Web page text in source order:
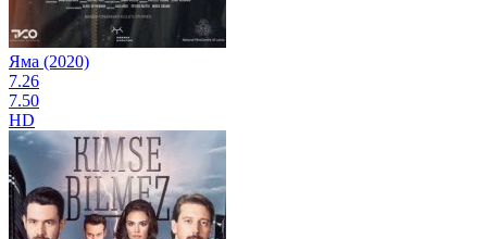
Яма (2020)
7.26
7.50
HD